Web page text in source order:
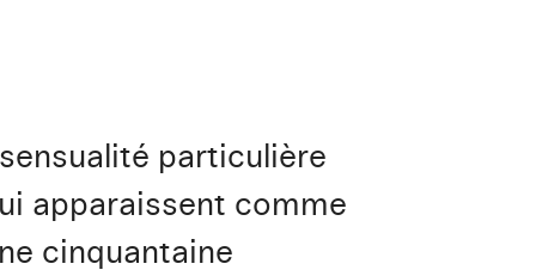
particulière
apparaissent comme
cinquantaine